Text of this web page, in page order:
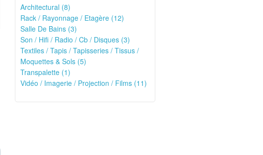
Architectural (8)
Rack / Rayonnage / Etagère (12)
Salle De Bains (3)
Son / Hifi / Radio / Cb / Disques (3)
Textiles / Tapis / Tapisseries / Tissus /
Moquettes & Sols (5)
Transpalette (1)
Vidéo / Imagerie / Projection / Films (11)